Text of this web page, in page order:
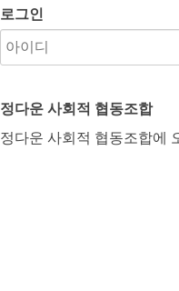
로그인
정다운 사회적 협동조합
정다운 사회적 협동조합에